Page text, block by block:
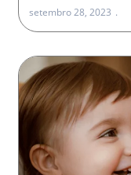
setembro 28, 2023